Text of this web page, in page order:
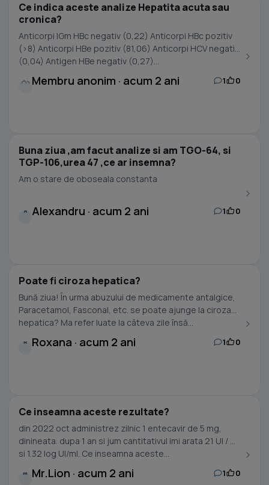
Ce indica aceste analize Hepatita acuta sau
cronica?
Anticorpi IGm HBc negativ (0,22) Anticorpi HBc pozitiv
(>8) Anticorpi HBe pozitiv (81,06) Anticorpi HCV negativ
(0,04) Antigen HBe negativ (0,27)...
Membru anonim · acum 2 ani 1 0
Buna ziua ,am facut analize si am TGO-64, si
TGP-106,urea 47 ,ce ar insemna?
Am o stare de oboseala constanta
A Alexandru · acum 2 ani 1 0
Poate fi ciroza hepatica?
Bună ziua! În urma abuzului de medicamente antalgice,
Paracetamol, Fasconal, etc. se poate ajunge la ciroza
hepatica? Ma refer luate la câteva zile însă...
R Roxana · acum 2 ani 1 0
Ce inseamna aceste rezultate?
din 2022 oct administrez zilnic 1 entecavir de 5 mg,
dinineata. dupa 1 an si jum cantitativul imi arata 21 UI / ml
si 1.32 log UI/ml. Ce inseamna aceste...
M Mr.Lion · acum 2 ani 1 0